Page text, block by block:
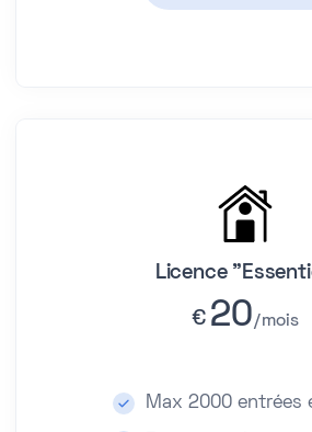
Licence
€ 20 mois
Max 2000 entrées